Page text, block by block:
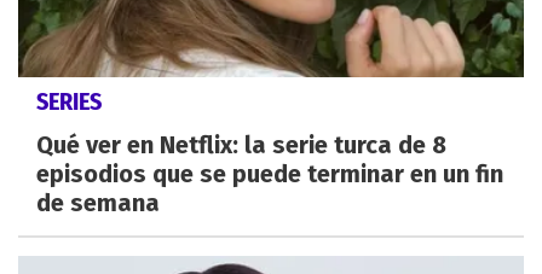
SERIES
Qué ver en Netflix: la serie turca de 8
episodios que se puede terminar en un fin
de semana